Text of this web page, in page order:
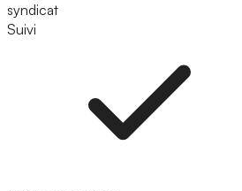
syndicat
Suivi